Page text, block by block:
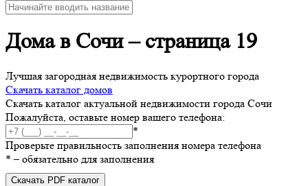
Дома в Сочи – страница 19
Лучшая загородная недвижимость курортного города
Скачать каталог домов
Скачать каталог актуальной недвижимости города Сочи
Пожалуйста, оставьте номер вашего телефона:
*
Проверьте правильность заполнения номера телефона
* – обязательно для заполнения
Скачать PDF каталог